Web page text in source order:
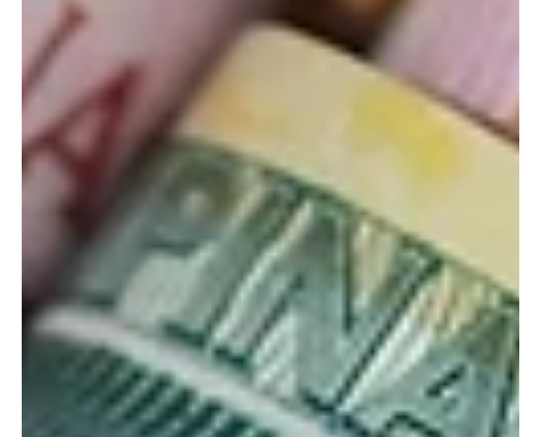
kompetenser, etnicitet, erfarenheter, perspektiv och till och med
sätt att tänka. Inkludering handlar däremot om hur dessa
olikheter värderas och integreras. Det är ett medvetet arbete
för att säkerställa att varje individ känner sig hörd, respekterad
och har möjlighet att bidra på ett meni